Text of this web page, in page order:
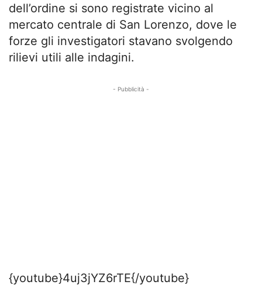
dell’ordine si sono registrate vicino al
mercato centrale di San Lorenzo, dove le
forze gli investigatori stavano svolgendo
rilievi utili alle indagini.
- Pubblicità -
{youtube}4uj3jYZ6rTE{/youtube}